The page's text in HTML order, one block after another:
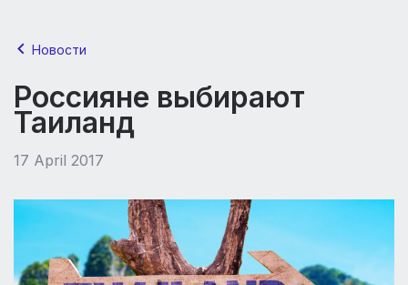
Новости
Россияне выбирают
Таиланд
17 April 2017